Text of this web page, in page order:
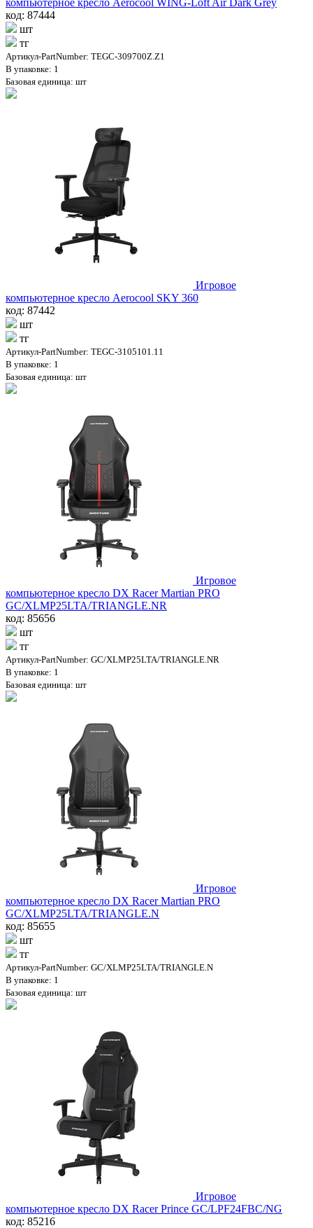
код: 87444
шт
тг
Артикул-PartNumber: TEGC-309700Z.Z1
В упаковке: 1
Базовая единица: шт
Игровое
компьютерное кресло Aerocool SKY 360
код: 87442
шт
тг
Артикул-PartNumber: TEGC-3105101.11
В упаковке: 1
Базовая единица: шт
Игровое
компьютерное кресло DX Racer Martian PRO
GC/XLMP25LTA/TRIANGLE.NR
код: 85656
шт
тг
Артикул-PartNumber: GC/XLMP25LTA/TRIANGLE.NR
В упаковке: 1
Базовая единица: шт
Игровое
компьютерное кресло DX Racer Martian PRO
GC/XLMP25LTA/TRIANGLE.N
код: 85655
шт
тг
Артикул-PartNumber: GC/XLMP25LTA/TRIANGLE.N
В упаковке: 1
Базовая единица: шт
Игровое
компьютерное кресло DX Racer Prince GC/LPF24FBC/NG
код: 85216